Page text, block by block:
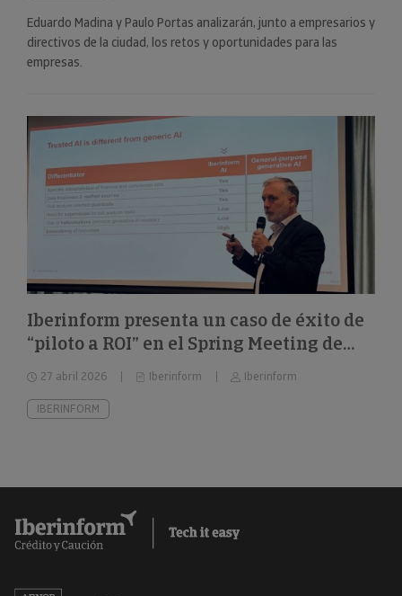
Eduardo Madina y Paulo Portas analizarán, junto a empresarios y
directivos de la ciudad, los retos y oportunidades para las
empresas.
Iberinform presenta un caso de éxito de
“piloto a ROI” en el Spring Meeting de
FEBIS
27 abril 2026 Iberinform Iberinform
IBERINFORM